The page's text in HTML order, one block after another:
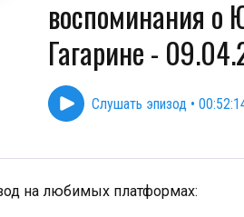
воспоминания о
Гагарине -
Слушать эпизод •
на любимых платформах: